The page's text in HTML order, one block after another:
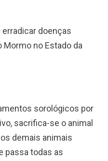
erradicar doenças
no Estado da
sorológicos por
sacrifica-se o animal
demais animais
passa todas as